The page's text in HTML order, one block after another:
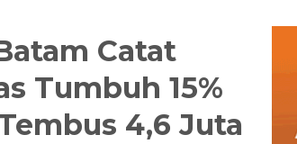
Catat
Tumbuh 15%
4,6 Juta